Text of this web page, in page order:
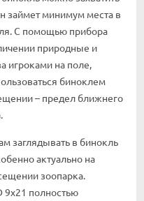
займет минимум места в
С помощью прибора
природные и
игроками на поле,
биноклем
– предел ближнего
заглядывать в бинокль
актуально на
зоопарка.
9x21 полностью